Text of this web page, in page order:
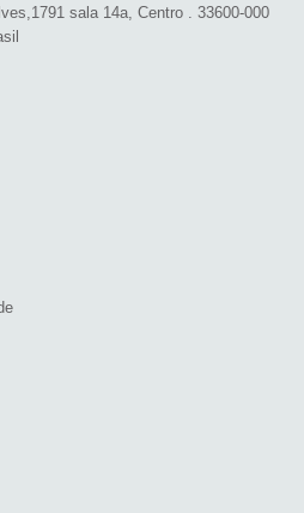
sala 14a, Centro . 33600-000